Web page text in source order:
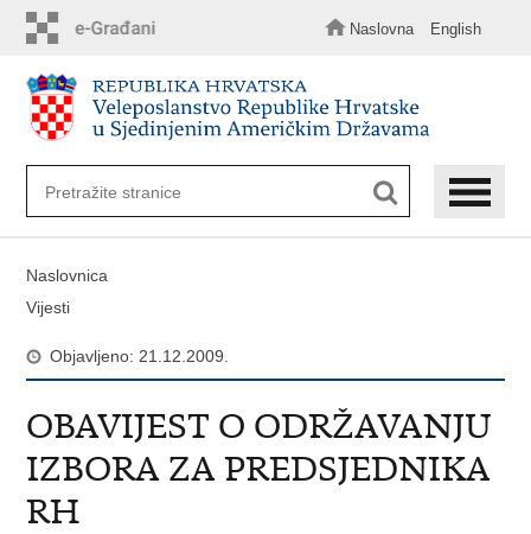
sadržaj
Naslovna English
Naslovnica
Vijesti
Objavljeno: 21.12.2009.
OBAVIJEST O ODRŽAVANJU
IZBORA ZA PREDSJEDNIKA
RH